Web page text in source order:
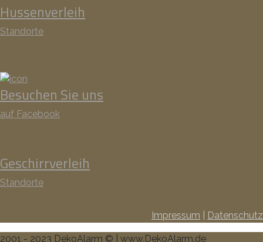
Hussenverleih
Standorte
Besuchen Sie uns
auf Facebook
Geschirrverleih
Standorte
Impressum Datenschutz
2001 - 2023 DekoAlarm © | www.DekoAlarm.de